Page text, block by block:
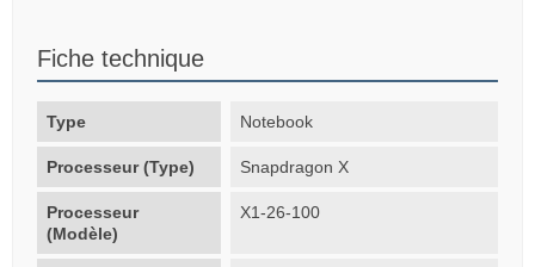
Fiche technique
Type Notebook
Processeur (Type) Snapdragon X
Processeur
(Modèle)
X1-26-100